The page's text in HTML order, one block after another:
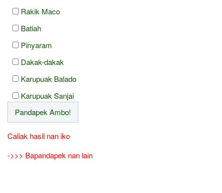
Rakik Maco
Batiah
Pinyaram
Dakak-dakak
Karupuak Balado
Karupuak Sanjai
Caliak hasil nan iko
->>> Bapandapek nan lain